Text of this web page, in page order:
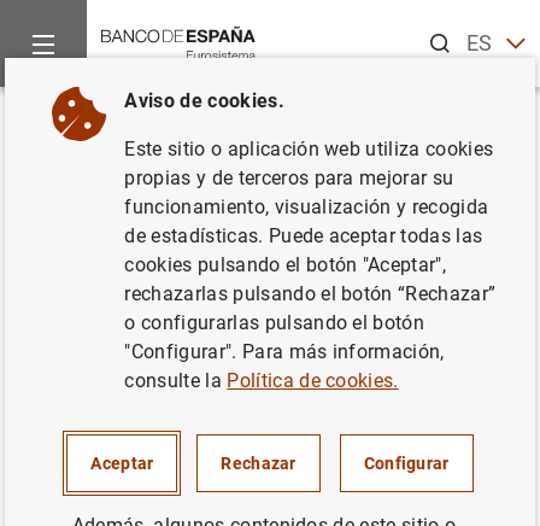
ESEN
Inicio Noticias y eventos
Volver
Revista de Estabilidad
Financiera (Primavera 2026)
Publicación de la Revista de Estabilidad Financiera
plataforma de comunicación y diálogo sobre temas
relativos a la estabilidad financiera, con especial
Aviso de cookies.
Este sitio o aplicación web utiliza cookies
propias y de terceros para mejorar su
funcionamiento, visualización y recogida
de estadísticas. Puede aceptar todas las
cookies pulsando el botón "Aceptar",
rechazarlas pulsando el botón “Rechazar”
o configurarlas pulsando el botón
"Configurar". Para más información,
consulte la Política de cookies.
Aceptar Rechazar Configurar